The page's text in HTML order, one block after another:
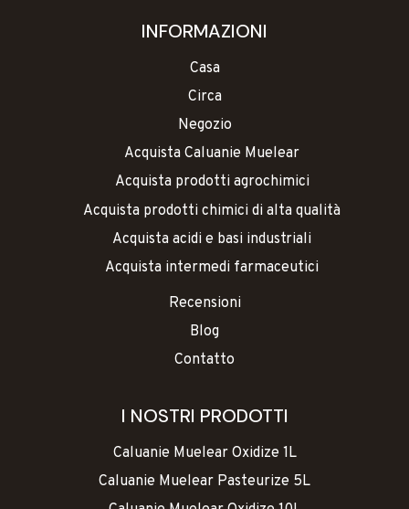
INFORMAZIONI
Casa
Circa
Negozio
Acquista Caluanie Muelear
Acquista prodotti agrochimici
Acquista prodotti chimici di alta qualità
Acquista acidi e basi industriali
Acquista intermedi farmaceutici
Recensioni
Blog
Contatto
I NOSTRI PRODOTTI
Caluanie Muelear Oxidize 1L
Caluanie Muelear Pasteurize 5L